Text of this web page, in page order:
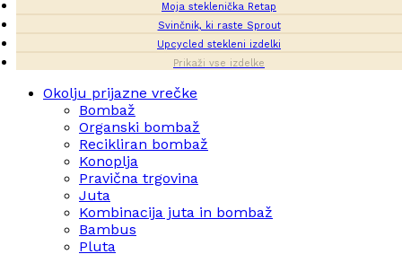
Moja steklenička Retap
Svinčnik, ki raste Sprout
Upcycled stekleni izdelki
Prikaži vse izdelke
Okolju prijazne vrečke
Bombaž
Organski bombaž
Recikliran bombaž
Konoplja
Pravična trgovina
Juta
Kombinacija juta in bombaž
Bambus
Pluta